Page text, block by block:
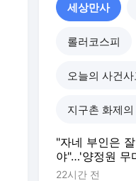
세상만사
롤러코스피
오늘의 사건사
"자네 부인은
야"…'양정원 무
찰, 다른 돈도 받
22시간 전